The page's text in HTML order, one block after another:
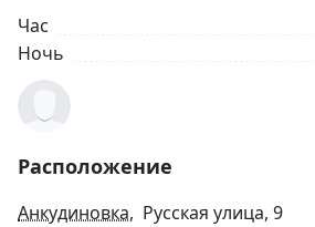
Час
Ночь
Расположение
Анкудиновка, Русская улица, 9